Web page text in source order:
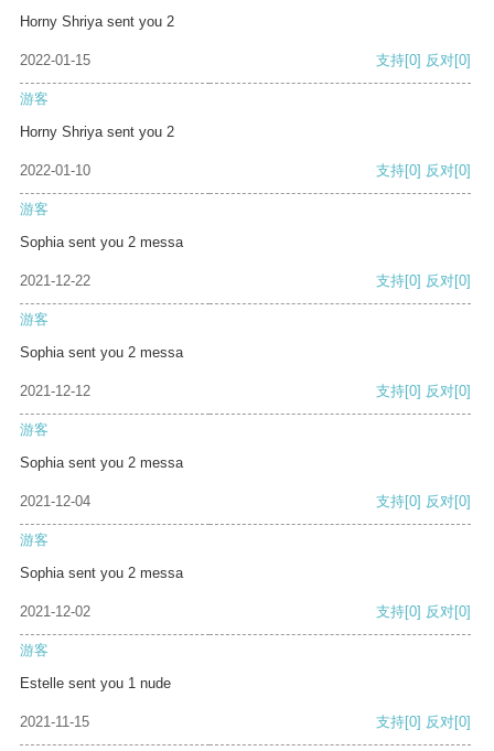
Horny Shriya sent you 2
2022-01-15 支持[0] 反对[0]
游客
Horny Shriya sent you 2
2022-01-10 支持[0] 反对[0]
游客
Sophia sent you 2 messa
2021-12-22 支持[0] 反对[0]
游客
Sophia sent you 2 messa
2021-12-12 支持[0] 反对[0]
游客
Sophia sent you 2 messa
2021-12-04 支持[0] 反对[0]
游客
Sophia sent you 2 messa
2021-12-02 支持[0] 反对[0]
游客
Estelle sent you 1 nude
2021-11-15 支持[0] 反对[0]